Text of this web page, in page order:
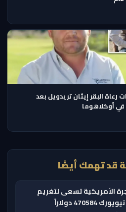
رعاة البقر إيثان تريدويل بعد
أوكلاهوما
قد تهمك أيضًا
الأمريكية تسعى لتغريم
دولاراً